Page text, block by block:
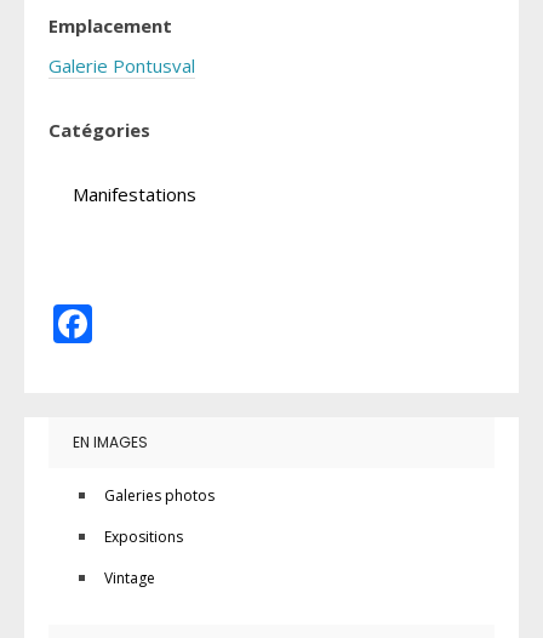
Emplacement
Galerie Pontusval
Catégories
Manifestations
EN IMAGES
Galeries photos
Expositions
Vintage